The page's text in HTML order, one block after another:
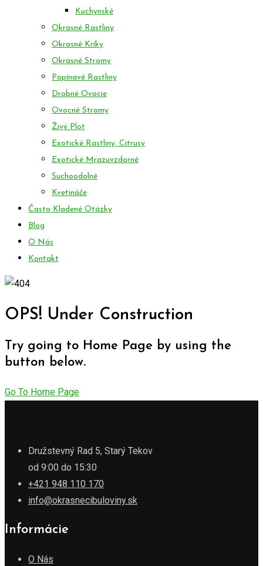
Kuchynské
Okrasné Rastliny
Okrasné Kríky
Okrasné Stromy
Popínavé Rastliny
Drobné Ovocie
Ovocné Stromy
Živý Plot
Exotické Rastliny, Citrusy
Exotické Mrazuvzdorné
Suchoodolné
Kvetináče
Často Kladené Otázky
Blog
O Nás
Kontakt
OPS! Under Construction
Try going to Home Page by using the
button below.
Go To Home Page
Družstevný Rad 5, Starý Tekov
od 9:00 do 15:30
+421 948 110 170
info@okrasnecibuloviny.sk
Informácie
O Nás